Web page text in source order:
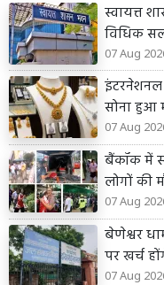
स्वायत्त
विधिक
07 Aug
इंटरनेशनल
सोना हुआ
07 Aug
बैंकॉक में
लोगों की
07 Aug
बेणेश्वर
पर खर्च
07 Aug